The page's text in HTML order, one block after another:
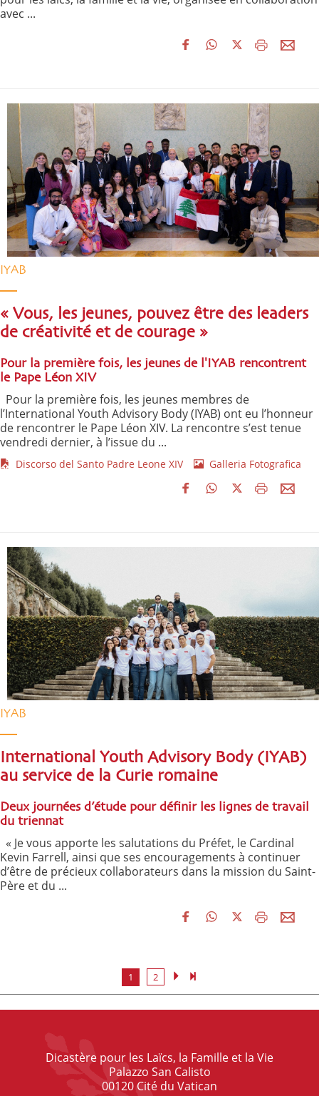
avec ...
IYAB
« Vous, les jeunes, pouvez être des leaders
de créativité et de courage »
Pour la première fois, les jeunes de l'IYAB rencontrent
le Pape Léon XIV
Pour la première fois, les jeunes membres de
l’International Youth Advisory Body (IYAB) ont eu l’honneur
de rencontrer le Pape Léon XIV. La rencontre s’est tenue
vendredi dernier, à l’issue du ...
Discorso del Santo Padre Leone XIV Galleria Fotografica
IYAB
International Youth Advisory Body (IYAB)
au service de la Curie romaine
Deux journées d’étude pour définir les lignes de travail
du triennat
« Je vous apporte les salutations du Préfet, le Cardinal
Kevin Farrell, ainsi que ses encouragements à continuer
d’être de précieux collaborateurs dans la mission du Saint-
Père et du ...
1 2
Dicastère pour les Laïcs, la Famille et la Vie
Palazzo San Calisto
00120 Cité du Vatican